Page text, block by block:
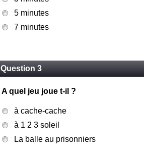
5 minutes
7 minutes
Question 3
A quel jeu joue t-il ?
à cache-cache
à 1 2 3 soleil
La balle au prisonniers